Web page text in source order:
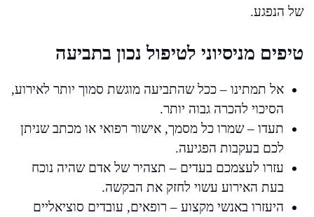
של הנפגע.
טיפים מניסיוני לטיפול נכון בתביעה
אל תמתינו – ככל שהתביעה מוגשת סמוך יותר לאירוע,
הסיכוי להכרה גבוה יותר.
תעדו – שמרו כל מסמך, אישור רפואי או מכתב שניתן
לכם בעקבות הפגיעה.
עזרו לעצמכם בעדים – תצהיר של אדם שהיה נוכח
בעת האירוע עשוי לחזק את הבקשה.
היעזרו באנשי מקצוע – רופאים, עובדים סוציאליים